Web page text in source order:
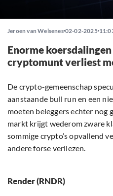
Jeroen van Welsenes 02-02-2025
Enorme
cryptomunt verliest
De crypto-gemeenschap
aanstaande bull run en een
moeten beleggers echter nog
markt krijgt wederom zware
sommige crypto’s opvallend
andere forse verliezen.
Render (RNDR)